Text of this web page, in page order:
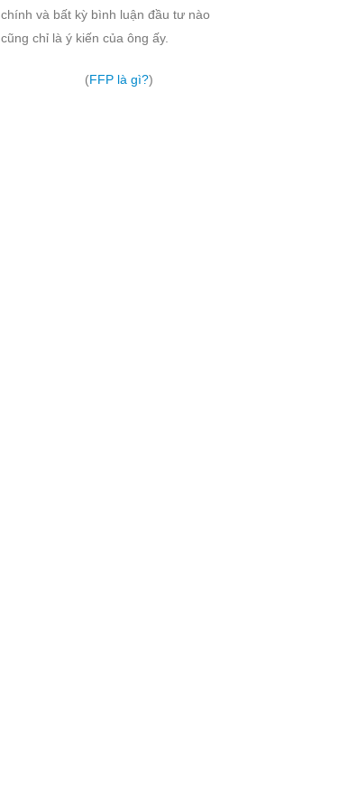
chính và bất kỳ bình luận đầu tư nào
cũng chỉ là ý kiến của ông ấy.
(FFP là gì?)